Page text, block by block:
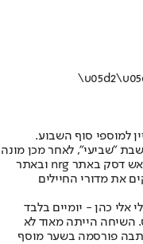
למוספי סוף השבוע.
"שביעי", לאחר מכן מונה
לעורך אתר החדשות "כיפה". בהמשך כיהן כראש דסק באתר nrg ובאתר
את מדורי החיילים
אלי כהן - יומיים בלבד
השיחה הייתה מאוד לא
פורסמה בשער מוסף